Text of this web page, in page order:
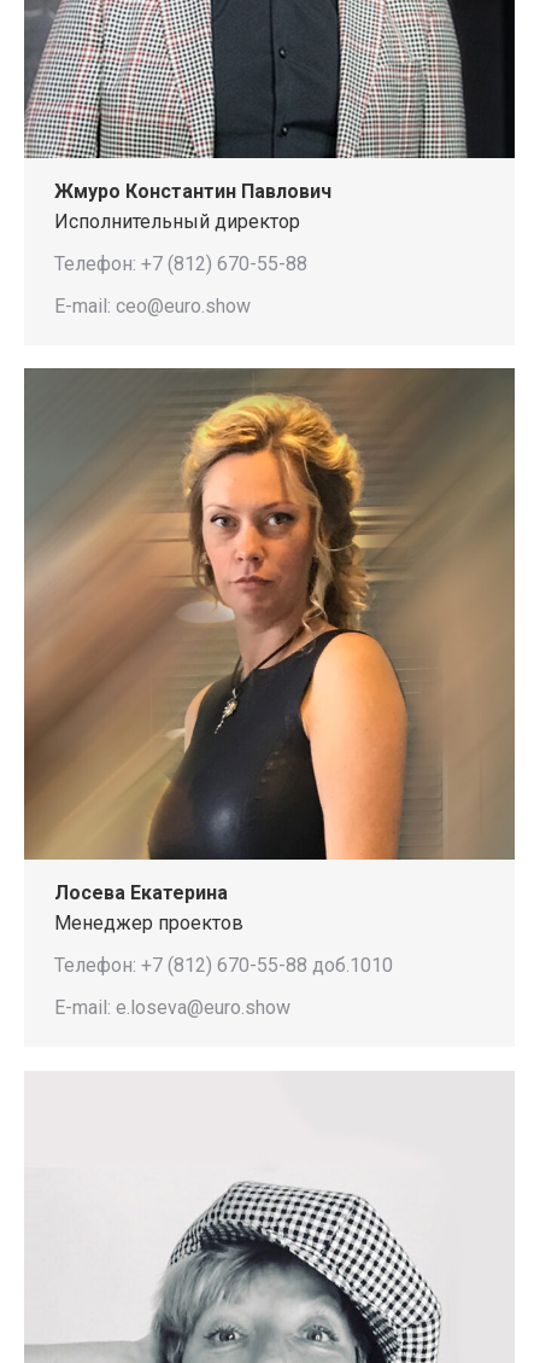
Жмуро Константин Павлович
Исполнительный директор
Телефон: +7 (812) 670-55-88
E-mail: ceo@euro.show
Лосева Екатерина
Менеджер проектов
Телефон: +7 (812) 670-55-88 доб.1010
E-mail: e.loseva@euro.show